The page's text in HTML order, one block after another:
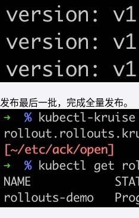
发布最后一批，完成全量发布。